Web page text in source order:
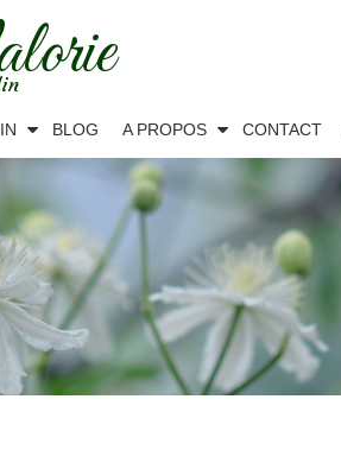
BLOG A PROPOS CONTACT